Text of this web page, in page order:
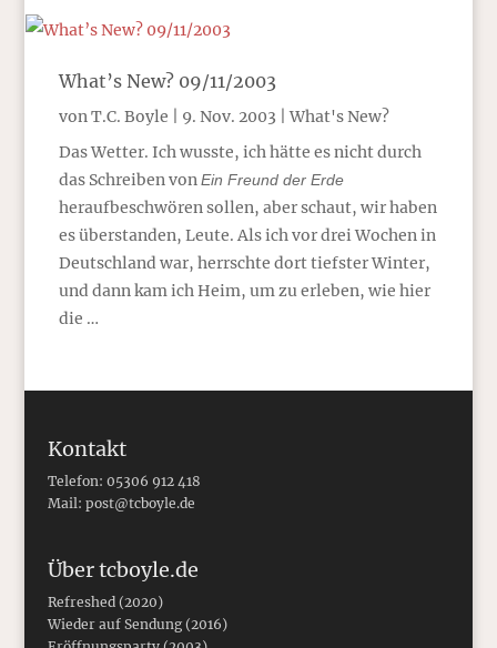
What’s New? 09/11/2003
vonT.C. Boyle 9. Nov. 2003 |What's New?
Das Wetter. Ich wusste, ich hätte es nicht durch
das Schreiben vonEin Freund der Erde
heraufbeschwören sollen, aber schaut, wir haben
es überstanden, Leute. Als ich vor drei Wochen in
Deutschland war, herrschte dort tiefster Winter,
und dann kam ich Heim, um zu erleben, wie hier
die …
Kontakt
Telefon: 05306 912 418
Mail: post@tcboyle.de
Über tcboyle.de
Refreshed (2020)
Wieder auf Sendung (2016)